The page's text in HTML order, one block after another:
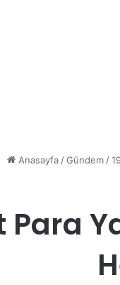
Anasayfa /Gündem /
Para